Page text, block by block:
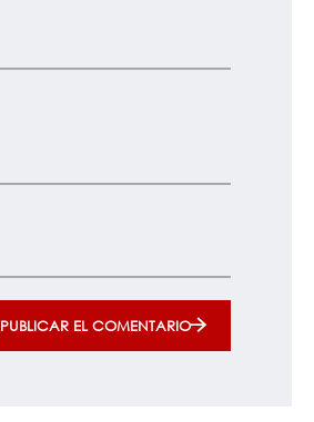
PUBLICAR EL COMENTARIO